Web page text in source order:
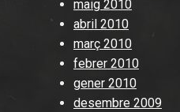
maig 2010
abril 2010
març 2010
febrer 2010
gener 2010
desembre 2009